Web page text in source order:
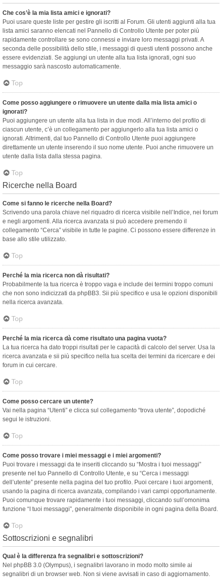
Che cos’è la mia lista amici e ignorati?
Puoi usare queste liste per gestire gli iscritti al Forum. Gli utenti aggiunti alla tua
lista amici saranno elencati nel Pannello di Controllo Utente per poter più
rapidamente controllare se sono connessi e inviare loro messaggi privati. A
seconda delle possibilità dello stile, i messaggi di questi utenti possono anche
essere evidenziati. Se aggiungi un utente alla tua lista ignorati, ogni suo
messaggio sarà nascosto automaticamente.
Top
Come posso aggiungere o rimuovere un utente dalla mia lista amici o
ignorati?
Puoi aggiungere un utente alla tua lista in due modi. All’interno del profilo di
ciascun utente, c’è un collegamento per aggiungerlo alla tua lista amici o
ignorati. Altrimenti, dal tuo Pannello di Controllo Utente puoi aggiungere
direttamente un utente inserendo il suo nome utente. Puoi anche rimuovere un
utente dalla lista dalla stessa pagina.
Top
Ricerche nella Board
Come si fanno le ricerche nella Board?
Scrivendo una parola chiave nel riquadro di ricerca visibile nell’Indice, nei forum
e negli argomenti. Alla ricerca avanzata si può accedere premendo il
collegamento “Cerca” visibile in tutte le pagine. Ci possono essere differenze in
base allo stile utilizzato.
Top
Perché la mia ricerca non dà risultati?
Probabilmente la tua ricerca è troppo vaga e include dei termini troppo comuni
che non sono indicizzati da phpBB3. Sii più specifico e usa le opzioni disponibili
nella ricerca avanzata.
Top
Perché la mia ricerca dà come risultato una pagina vuota?
La tua ricerca ha dato troppi risultati per le capacità di calcolo del server. Usa la
ricerca avanzata e sii più specifico nella tua scelta dei termini da ricercare e dei
forum in cui cercare.
Top
Come posso cercare un utente?
Vai nella pagina “Utenti” e clicca sul collegamento “trova utente”, dopodiché
segui le istruzioni.
Top
Come posso trovare i miei messaggi e i miei argomenti?
Puoi trovare i messaggi da te inseriti cliccando su “Mostra i tuoi messaggi”
presente nel tuo Pannello di Controllo Utente, e su “Cerca i messaggi
dell’utente” presente nella pagina del tuo profilo. Puoi cercare i tuoi argomenti,
usando la pagina di ricerca avanzata, compilando i vari campi opportunamente.
Puoi comunque trovare rapidamente i tuoi messaggi, cliccando sull’omonima
funzione “I tuoi messaggi”, generalmente disponibile in ogni pagina della Board.
Top
Sottoscrizioni e segnalibri
Qual è la differenza fra segnalibri e sottoscrizioni?
Nel phpBB 3.0 (Olympus), i segnalibri lavorano in modo molto simile ai
segnalibri di un browser web. Non si viene avvisati in caso di aggiornamento.